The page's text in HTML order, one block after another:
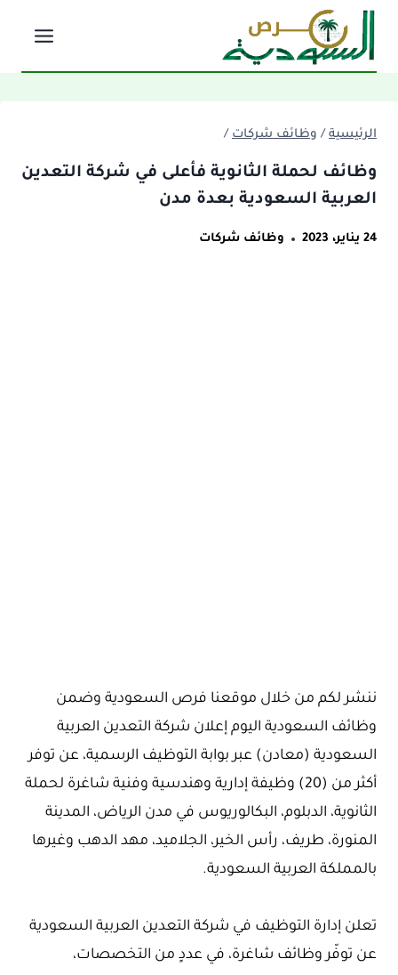
التجاوز
المحتوى
الرئيسية / وظائف شركات /
وظائف لحملة الثانوية فأعلى في شركة التعدين
العربية السعودية بعدة مدن
24 يناير، 2023 وظائف شركات
ننشر لكم من خلال موقعنا فرص السعودية وضمن
وظائف السعودية اليوم إعلان شركة التعدين العربية
السعودية (معادن) عبر بوابة التوظيف الرسمية، عن توفر
أكثر من (20) وظيفة إدارية وهندسية وفنية شاغرة لحملة
الثانوية، الدبلوم، البكالوريوس في مدن الرياض، المدينة
المنورة، طريف، رأس الخير، الجلاميد، مهد الدهب وغيرها
بالمملكة العربية السعودية.
تعلن إدارة التوظيف في شركة التعدين العربية السعودية
عن توفّر وظائف شاغرة، في عددٍ من التخصصات،